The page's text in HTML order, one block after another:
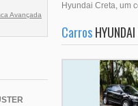
Hyundai Creta, um
Carros
Avançada